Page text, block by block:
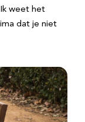
weet het
dat je niet